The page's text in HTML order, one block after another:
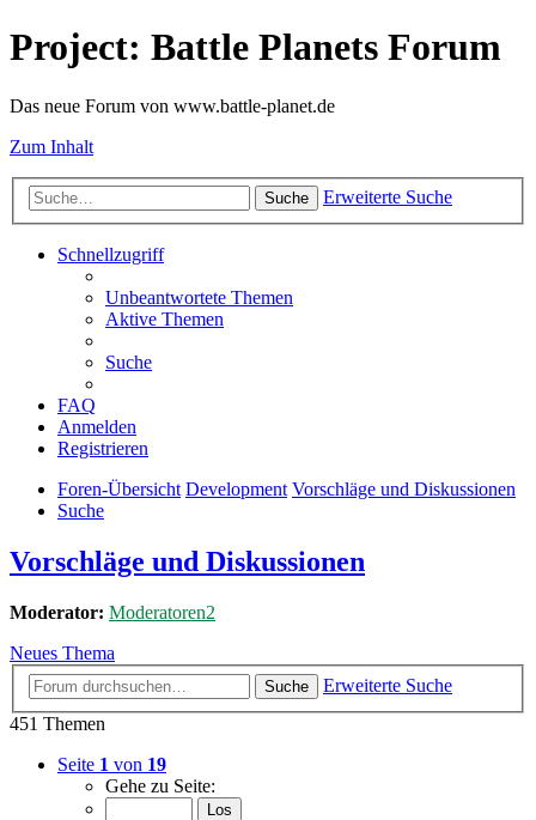
Project: Battle Planets Forum
Das neue Forum von www.battle-planet.de
Zum Inhalt
Suche Erweiterte Suche
Schnellzugriff
Unbeantwortete Themen
Aktive Themen
Suche
FAQ
Anmelden
Registrieren
Foren-Übersicht Development Vorschläge und Diskussionen
Suche
Vorschläge und Diskussionen
Moderator: Moderatoren2
Neues Thema
Suche
Erweiterte Suche
451 Themen
Seite 1 von 19
Gehe zu Seite: